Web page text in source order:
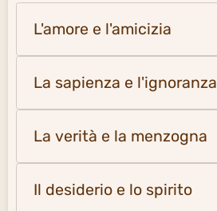
L'amore e l'amicizia
La sapienza e l'ignoranza
La verità e la menzogna
Il desiderio e lo spirito